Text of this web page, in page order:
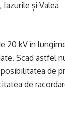
și Valea
20 kV în
Scad astfel
de
de